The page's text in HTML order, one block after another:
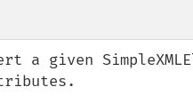
given